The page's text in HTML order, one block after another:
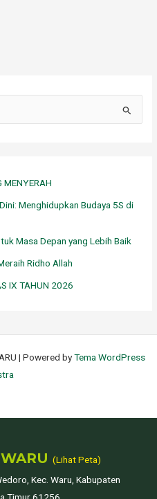
MENYERAH
Menghidupkan Budaya 5S di
Masa Depan yang Lebih Baik
Ridho Allah
IX TAHUN 2026
| Powered byTema WordPress
(Lihat Peta)
Kec. Waru, Kabupaten